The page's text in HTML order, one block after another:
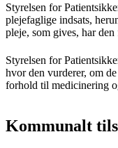
Styrelsen for
plejefaglige indsats,
pleje, som gives, har
Styrelsen for
hvor den vurderer, om
forhold til medicinering
Kommunalt